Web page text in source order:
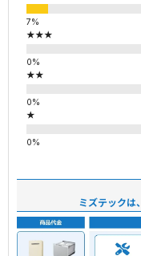
★★★
★★
★
ミズテックは、